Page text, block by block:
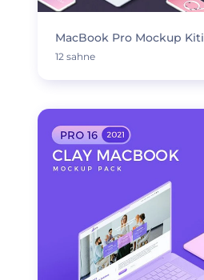
MacBook Pro Mockup Kiti
12 sahne